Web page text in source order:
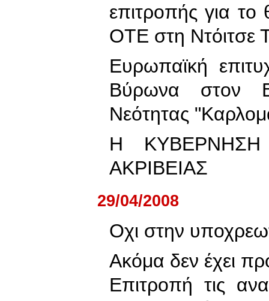
επιτροπής για
ΟΤΕ στη Ντόιτσε
Ευρωπαϊκή
Βύρωνα στον
Νεότητας
Η
ΑΚΡΙΒΕΙΑΣ
29/04/2008
Oχι στην
Ακόμα δεν έχει
Επιτροπή τις